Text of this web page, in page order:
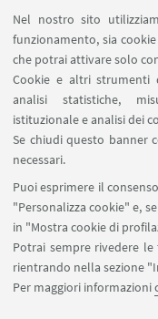
Nel nostro sito
funzionamento, sia
che potrai attivare solo
Cookie e altri strumenti
analisi statistiche,
istituzionale e analisi dei
Se chiudi questo banner
necessari.
Puoi esprimere il
"Personalizza cookie" e,
in "Mostra cookie di
Potrai sempre rivedere
rientrando nella sezione
Per maggiori informazioni
SEDE
Ospedale
Centrale
statue).
la porta
Prima della
destra, c’è
scala. La
secondo
Ospedale
(Primo